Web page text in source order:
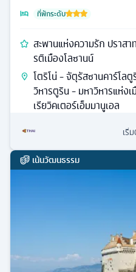
ที่พักระดับ
สะพานแห่งความรัก ปราส
รติเมืองโลซานน์
โตริโน่ - จัตุรัสซานคาร์โล
วิหารตูริน - มหาวิหารแห่ง
เรียวิคเตอร์เอ็มมานูเอล
เริ่
เน้นวัฒนธรรม